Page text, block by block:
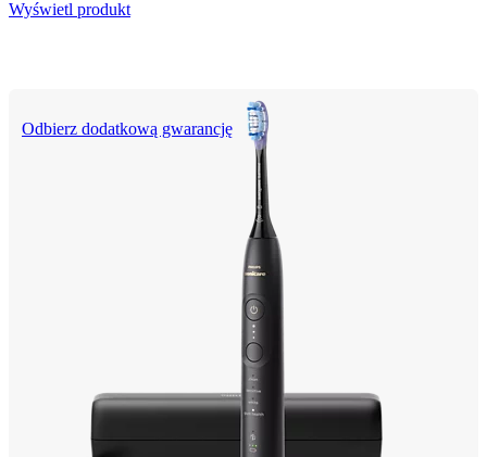
Wyświetl produkt
Odbierz dodatkową gwarancję